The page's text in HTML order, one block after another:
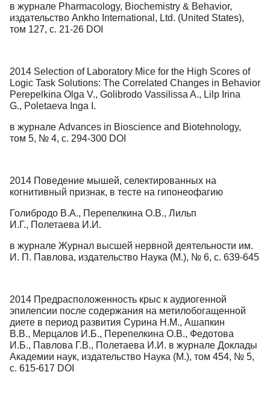
в журнале Pharmacology, Biochemistry & Behavior,
издательство Ankho International, Ltd. (United States),
том 127, с. 21-26 DOI
2014 Selection of Laboratory Mice for the High Scores of
Logic Task Solutions: The Correlated Changes in Behavior
Perepelkina Olga V., Golibrodo Vassilissa A., Lilp Irina
G., Poletaeva Inga I.
в журнале Advances in Bioscience and Biotehnology,
том 5, № 4, с. 294-300 DOI
2014 Поведение мышей, селектированных на
когнитивный признак, в тесте на гипонеофагию
Голибродо В.А., Перепелкина О.В., Лильп
И.Г., Полетаева И.И.
в журнале Журнал высшей нервной деятельности им.
И. П. Павлова, издательство Наука (М.), № 6, с. 639-645
2014 Предрасположенность крыс к аудиогенной
эпилепсии после содержания на метилобогащенной
диете в период развития Сурина Н.М., Ашапкин
В.В., Мерцалов И.Б., Перепелкина О.В., Федотова
И.Б., Павлова Г.В., Полетаева И.И. в журнале Доклады
Академии наук, издательство Наука (М.), том 454, № 5,
с. 615-617 DOI